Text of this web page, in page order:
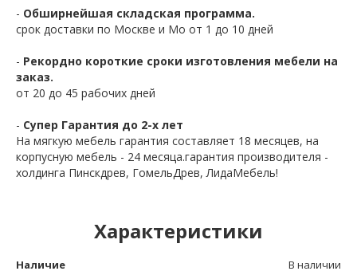
- Обширнейшая складская программа.
срок доставки по Москве и Мо от 1 до 10 дней
- Рекордно короткие сроки изготовления мебели на
заказ.
от 20 до 45 рабочих дней
- Супер Гарантия до 2-х лет
На мягкую мебель гарантия составляет 18 месяцев, на
корпусную мебель - 24 месяца.гарантия производителя -
холдинга Пинскдрев, ГомельДрев, ЛидаМебель!
Характеристики
Наличие В наличии